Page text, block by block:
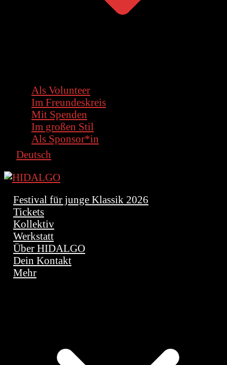
Als Volunteer
Im Freundeskreis
Mit Spenden
Im großen Stil
Als Sponsor*in
Deutsch
Festival für junge Klassik 2026
Tickets
Kollektiv
Werkstatt
Über HIDALGO
Dein Kontakt
Mehr